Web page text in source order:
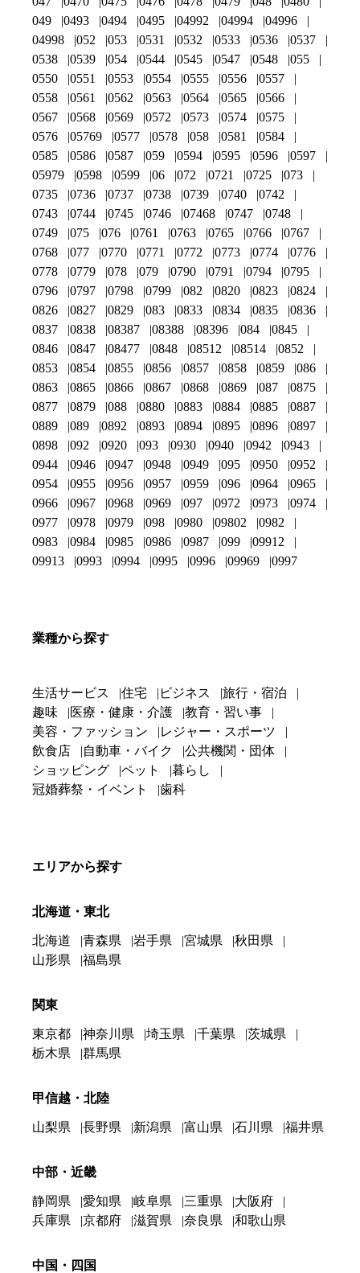
049
0493 0494 0495 04992 04994
04996
04998
052 053 0531 0532 0533 0536
0537
0538
0539 054 0544 0545 0547 0548
055
0550
0551 0553 0554 0555 0556
0557
0558
0561 0562 0563 0564 0565
0566
0567
0568 0569 0572 0573 0574
0575
0576
05769 0577 0578 058 0581
0584
0585
0586 0587 059 0594 0595 0596
0597
05979
0598 0599 06 072 0721 0725
073
0735
0736 0737 0738 0739 0740
0742
0743
0744 0745 0746 07468 0747
0748
0749
075 076 0761 0763 0765 0766
0767
0768
077 0770 0771 0772 0773 0774
0776
0778
0779 078 079 0790 0791 0794
0795
0796
0797 0798 0799 082 0820 0823
0824
0826
0827 0829 083 0833 0834 0835
0836
0837
0838 08387 08388 08396 084
0845
0846
0847 08477 0848 08512 08514
0852
0853
0854 0855 0856 0857 0858 0859
086
0863
0865 0866 0867 0868 0869 087
0875
0877
0879 088 0880 0883 0884 0885
0887
0889
089 0892 0893 0894 0895 0896
0897
0898
092 0920 093 0930 0940 0942
0943
0944
0946 0947 0948 0949 095 0950
0952
0954
0955 0956 0957 0959 096 0964
0965
0966
0967 0968 0969 097 0972 0973
0974
0977
0978 0979 098 0980 09802
0982
0983
0984 0985 0986 0987 099
09912
09913
0993 0994 0995 0996 09969 0997
業種から探す
生活サービス 住宅 ビジネス
旅行・宿泊
趣味
医療・健康・介護
教育・習い事
美容・ファッション
レジャー・スポーツ
飲食店
自動車・バイク
公共機関・団体
ショッピング
ペット
暮らし
冠婚葬祭・イベント
歯科
エリアから探す
北海道・東北
北海道 青森県 岩手県 宮城県
秋田県
山形県
福島県
関東
東京都 神奈川県 埼玉県 千葉県
茨城県
栃木県
群馬県
甲信越・北陸
山梨県 長野県 新潟県 富山県 石川県 福井県
中部・近畿
静岡県 愛知県 岐阜県 三重県
大阪府
兵庫県
京都府 滋賀県 奈良県 和歌山県
中国・四国